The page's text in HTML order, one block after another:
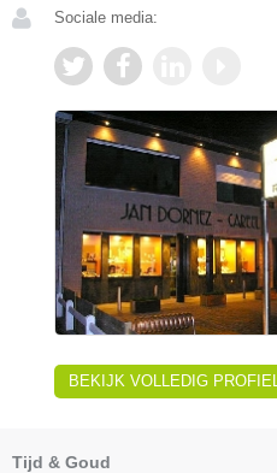
Sociale media:
BEKIJK VOLLEDIG PROFIEL
Tijd & Goud